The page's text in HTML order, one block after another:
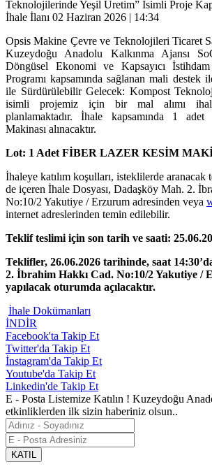
Teknolojilerinde Yeşil Üretim” İsimli Proje
İhale İlanı 02 Haziran 2026 | 14:34
Opsis Makine Çevre ve Teknolojileri Ticaret
Kuzeydoğu Anadolu Kalkınma Ajansı
Döngüsel Ekonomi ve Kapsayıcı İstihdam
Programı kapsamında sağlanan mali destek
ile Sürdürülebilir Gelecek: Kompost
isimli projemiz için bir mal alımı
planlamaktadır. İhale kapsamında 1
Makinası alınacaktır.
Lot: 1 Adet FİBER LAZER KESİM
İhaleye katılım koşulları, isteklilerde
de içeren İhale Dosyası, Dadaşköy Mah. 2.
No:10/2 Yakutiye / Erzurum adresinden veya
internet adreslerinden temin edilebilir.
Teklif teslimi için son tarih ve saati:
Teklifler, 26.06.2026 tarihinde, saat
2. İbrahim Hakkı Cad. No:10/2 Yakutiye /
yapılacak oturumda açılacaktır.
İhale Dokümanları
İNDİR
Facebook'ta Takip Et
Twitter'da Takip Et
İnstagram'da Takip Et
Youtube'da Takip Et
Linkedin'de Takip Et
E - Posta Listemize Katılın ! Kuzeydoğu
etkinliklerden ilk sizin haberiniz olsun..
KATIL